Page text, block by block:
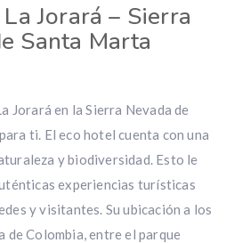
Jorará – Sierra
Santa Marta
Jorará en la Sierra Nevada de
ti. El eco hotel cuenta con una
y biodiversidad. Esto le
experiencias turísticas
y visitantes. Su ubicación a los
de Colombia, entre el parque